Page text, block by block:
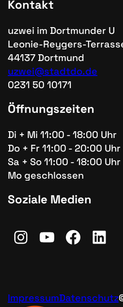
Kontakt
uzwei im Dortmunder U
Leonie-Reygers-
44137 Dortmund
uzwei@stadtdo.de
0231 50 10171
Öffnungszeiten
Di + Mi 11:00 - 18:00 Uhr
Do + Fr 11:00 - 20:00 Uhr
Sa + So 11:00 - 18:00 Uhr
Mo geschlossen
Soziale Medien
Instagram
YouTube
ImpressumDatenschutz